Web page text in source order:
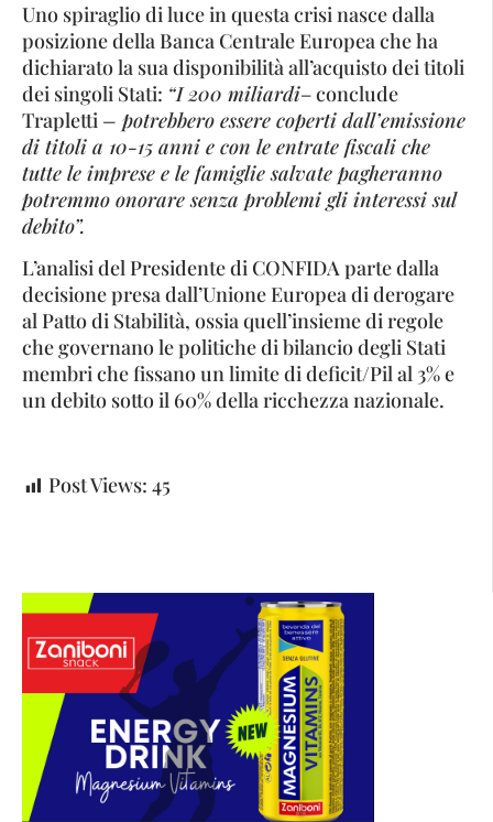
Uno spiraglio di luce in questa crisi nasce dalla
posizione della Banca Centrale Europea che ha
dichiarato la sua disponibilità all’acquisto dei titoli
dei singoli Stati: “I 200 miliardi– conclude
Trapletti – potrebbero essere coperti dall’emissione
di titoli a 10-15 anni e con le entrate fiscali che
tutte le imprese e le famiglie salvate pagheranno
potremmo onorare senza problemi gli interessi sul
debito”.
L’analisi del Presidente di CONFIDA parte dalla
decisione presa dall’Unione Europea di derogare
al Patto di Stabilità, ossia quell’insieme di regole
che governano le politiche di bilancio degli Stati
membri che fissano un limite di deficit/Pil al 3% e
un debito sotto il 60% della ricchezza nazionale.
Post Views: 45